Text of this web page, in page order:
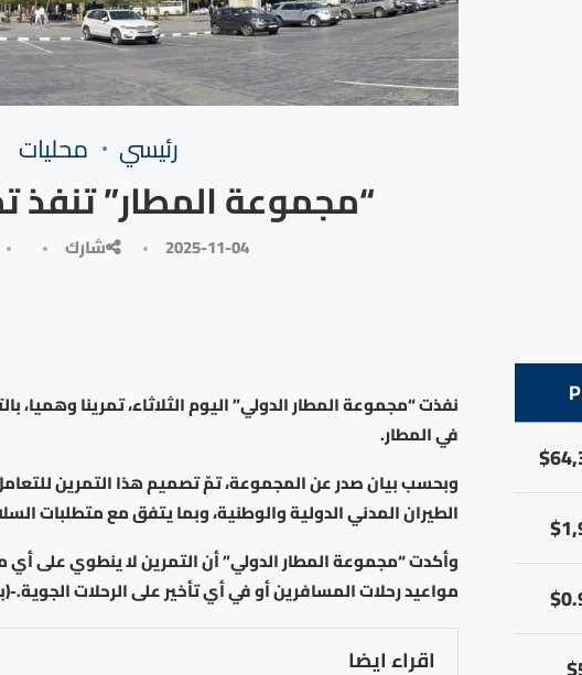
رئيسي محليات
“مجموعة المطار” تنفذ
2025-11-04 شارك
نفذت “مجموعة المطار الدولي” اليوم الثلاثاء، تمرينا وهميا،
في المطار.
وبحسب بيان صدر عن المجموعة، تمّ تصميم هذا التمرين
الطيران المدني الدولية والوطنية، وبما يتفق مع متطلبات
وأكدت “مجموعة المطار الدولي” أن التمرين لا ينطوي على أي
مواعيد رحلات المسافرين أو في أي تأخير على الرحلات الجوية.-
اقراء ايضا